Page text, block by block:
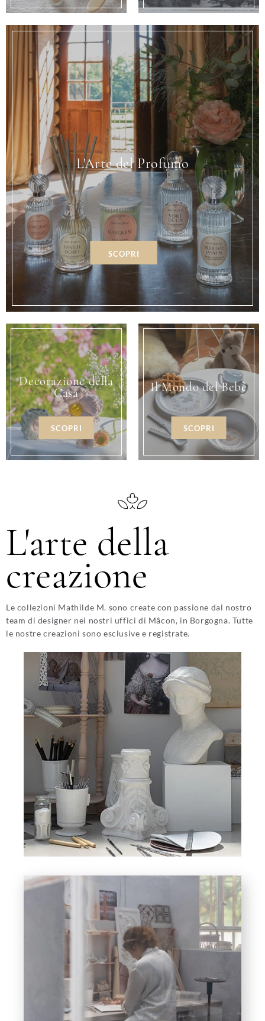
Decorazione della
Casa
SCOPRI
Il Mondo del Bebè
SCOPRI
L'Arte del Profumo
SCOPRI
L'arte della
creazione
Le collezioni Mathilde M. sono create con passione dal nostro
team di designer nei nostri uffici di Mâcon, in Borgogna. Tutte
le nostre creazioni sono esclusive e registrate.